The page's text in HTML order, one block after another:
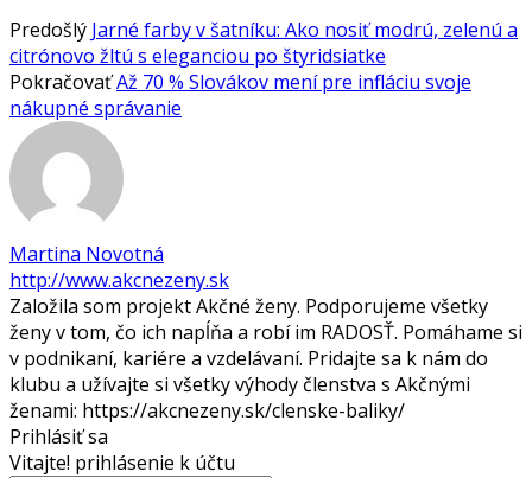
Predošlý Jarné farby v šatníku: Ako nosiť modrú, zelenú a
citrónovo žltú s eleganciou po štyridsiatke
PokračovaťAž 70 % Slovákov mení pre infláciu svoje
nákupné správanie
Martina Novotná
http://www.akcnezeny.sk
Založila som projekt Akčné ženy. Podporujeme všetky
ženy v tom, čo ich napĺňa a robí im RADOSŤ. Pomáhame si
v podnikaní, kariére a vzdelávaní. Pridajte sa k nám do
klubu a užívajte si všetky výhody členstva s Akčnými
ženami: https://akcnezeny.sk/clenske-baliky/
Prihlásiť sa
Vitajte! prihlásenie k účtu